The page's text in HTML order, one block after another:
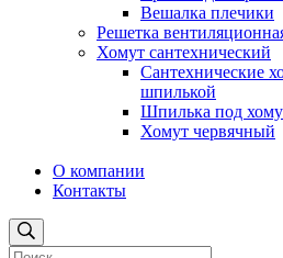
Вешалка плечики
Решетка
Хомут сантехнический
Сантехнические
шпилькой
Шпилька под
Хомут червячный
О компании
Контакты